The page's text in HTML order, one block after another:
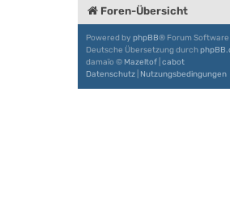
Foren-Übersicht
Powered by phpBB® Forum
Deutsche Übersetzung durch
damaïo © Mazeltof cabot
Datenschutz Nutzungsbedingungen